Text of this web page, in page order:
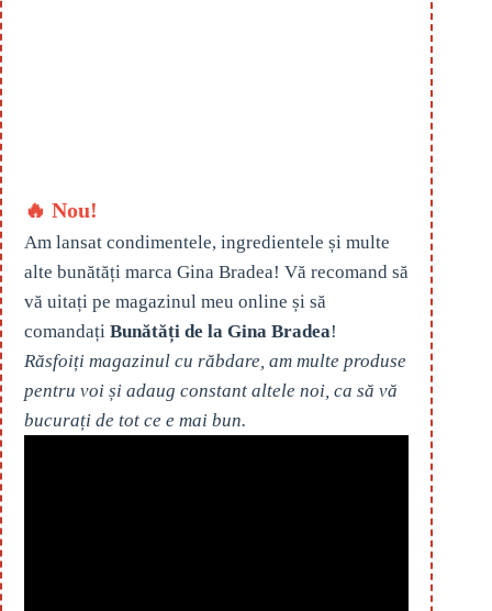
🔥 Nou!
Am lansat condimentele, ingredientele și multe
alte bunătăți marca Gina Bradea! Vă recomand să
vă uitați pe magazinul meu online și să
comandați Bunătăți de la Gina Bradea!
Răsfoiți magazinul cu răbdare, am multe produse
pentru voi și adaug constant altele noi, ca să vă
bucurați de tot ce e mai bun.